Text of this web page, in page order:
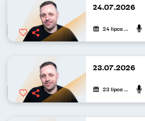
Nowy Świat po południu 24.07.2026
24 lipca 2026
Nowy Świat po południu 23.07.2026
23 lipca 2026